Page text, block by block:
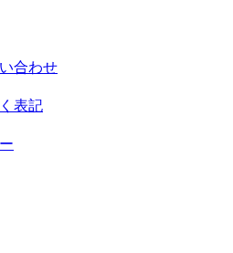
合わせ
表記